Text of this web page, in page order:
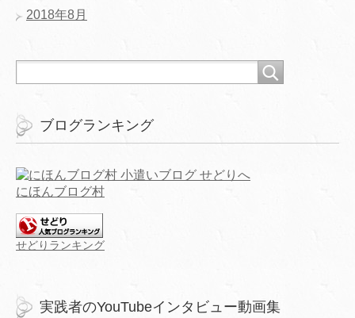
2018年8月
ブログランキング
にほんブログ村
せどりランキング
実践者のYouTubeインタビュー動画集